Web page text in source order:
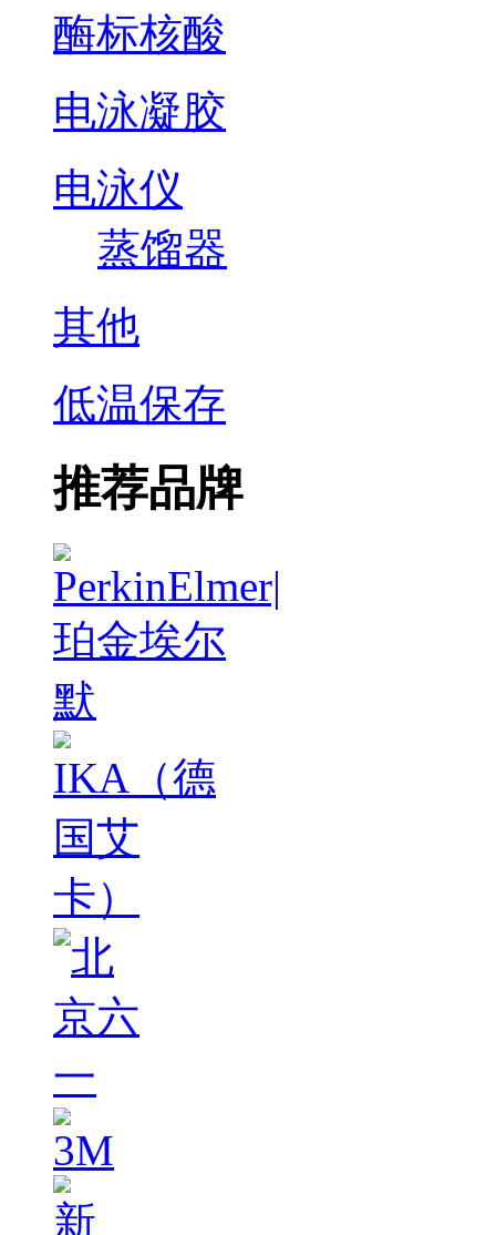
酶标核酸
电泳凝胶
电泳仪
蒸馏器
其他
低温保存
推荐品牌